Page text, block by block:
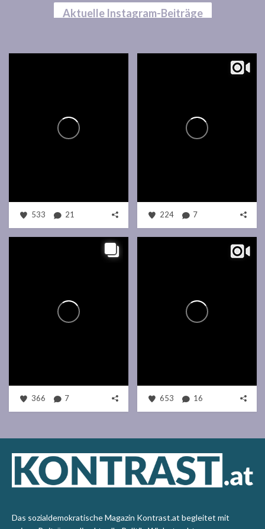
Aktuelle Instagram-Beiträge
533 21 224 7
366 7 653 16
Das sozialdemokratische Magazin Kontrast.at begleitet mit